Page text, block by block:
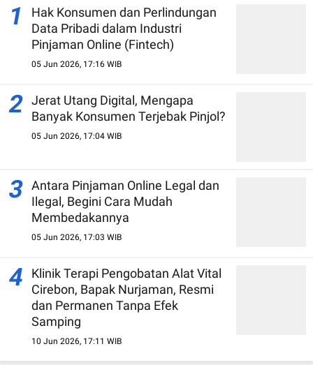
1
Hak Konsumen dan Perlindungan
Data Pribadi dalam Industri
Pinjaman Online (Fintech)
05 Jun 2026, 17:16 WIB
2 Jerat Utang Digital, Mengapa
Banyak Konsumen Terjebak Pinjol?
05 Jun 2026, 17:04 WIB
3 Antara Pinjaman Online Legal dan
Ilegal, Begini Cara Mudah
Membedakannya
05 Jun 2026, 17:03 WIB
4
Klinik Terapi Pengobatan Alat Vital
Cirebon, Bapak Nurjaman, Resmi
dan Permanen Tanpa Efek
Samping
10 Jun 2026, 17:11 WIB